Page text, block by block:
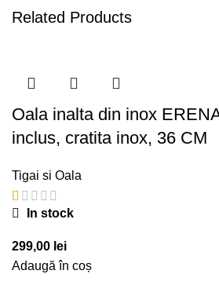
Related Products
Oala inalta din inox
inclus, cratita inox, 36 CM
Tigai si Oala
In stock
299,00 lei
Adaugă în coș